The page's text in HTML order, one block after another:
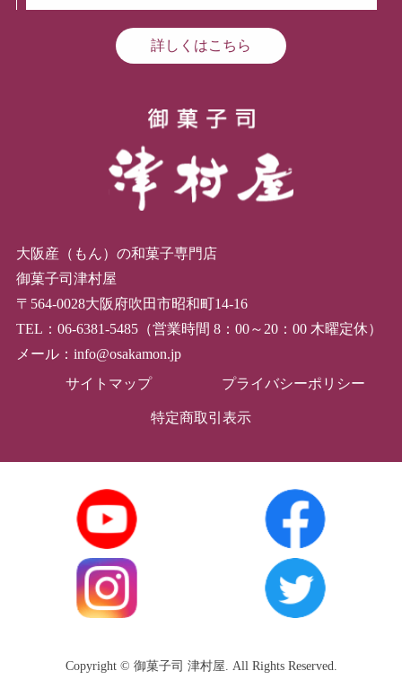
詳しくはこちら
大阪産（もん）の和菓子専門店
御菓子司津村屋
〒564-0028大阪府吹田市昭和町14-16
TEL：06-6381-5485（営業時間 8：00～20：00 木曜定休）
メール：info@osakamon.jp
サイトマップ
プライバシーポリシー
特定商取引表示
Copyright © 御菓子司 津村屋. All Rights Reserved.